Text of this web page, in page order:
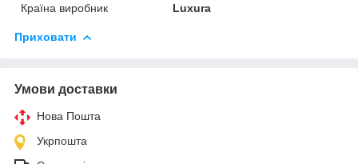
Країна виробник
Luxura
Приховати
Умови доставки
Нова Пошта
Укрпошта